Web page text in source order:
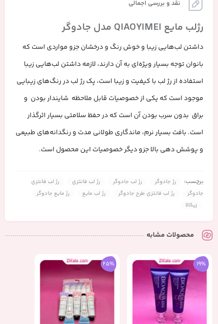
نقد و بررسی اجمالی
رژلب مایع QIAOYIMEI مدل جادوگر
داشتن لب‌هایی زیبا و خوش رنگ و درخشان جزو مواردی است که
بانوان توجه بسیار ویژه‌ای به آن دارند، لازمه داشتن لب‌هایی زیبا
استفاده از رژ لب با کیفیت و زیبا است، پک رژ لبدر رنگ‌های زیبایی
موجود است که یکی از خصوصیات قابل ملاحظه شایندار بودن و
براق بدون سرب بودن آن است که در حفظ سلامتی بسیار اثرگذار
است. بافت بسیار نرم، ماندگاری طولانی مدت و رنگدانه‌های طبیعی
و پوشش دهی بالا جزو دیگر خصوصیات این محصول است.
برچسب: رژ جادوگر رژ لب جادوگر رژ لب فانتزی
رژ لب فانتزی
جادوگر
رژ لب فانتزی طرح جادوگر رژ لب مایع
رژ مایع جادوگر
زیکالا
محصولات مشابه
19%
25%